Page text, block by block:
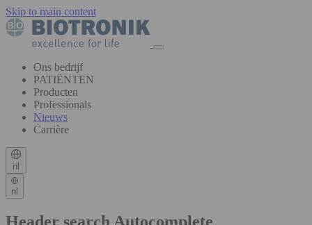
Skip to main content
Ons bedrijf
PATIËNTEN
Producten
Professionals
Nieuws
Carrière
nl
nl